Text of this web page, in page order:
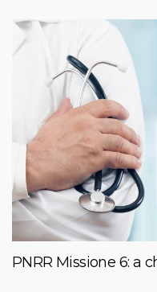
PNRR Missione 6: a